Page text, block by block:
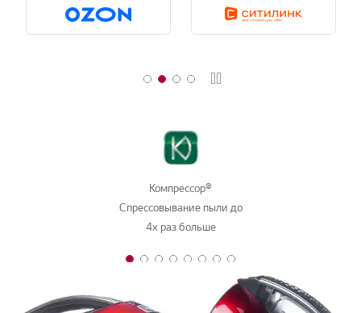
Стоп
Компрессор®
Спрессовывание пыли до
4х раз больше
5 of 86 of 87 of 88 of 8